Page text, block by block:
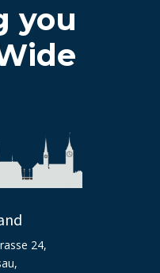
you
24,